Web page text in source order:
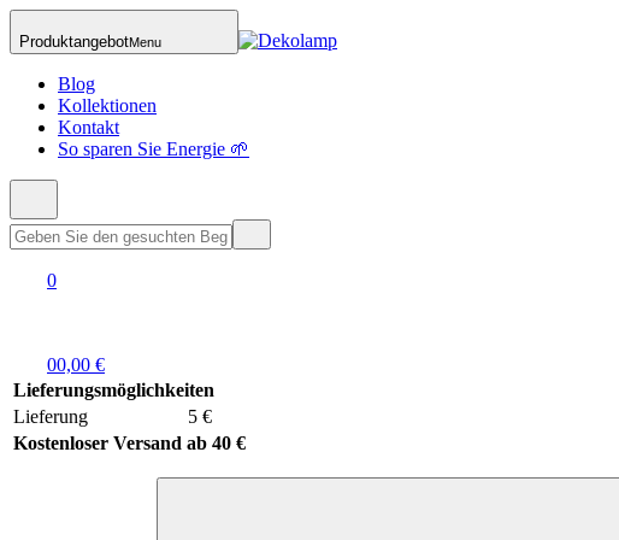
ProduktangebotMenu
Blog
Kollektionen
Kontakt
So sparen Sie Energie 🌱
0
00,00 €
Lieferungsmöglichkeiten
Lieferung
5 €
Kostenloser Versand ab 40 €